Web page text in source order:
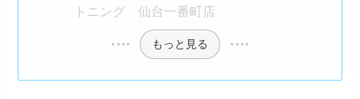
トニング 仙台一番町店
もっと見る